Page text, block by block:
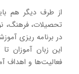
از طرف دیگر هم
تحصیلات، فرهنگ،
در برنامه ریزی
این زبان آموزان
فعالیت‌ها و اهداف